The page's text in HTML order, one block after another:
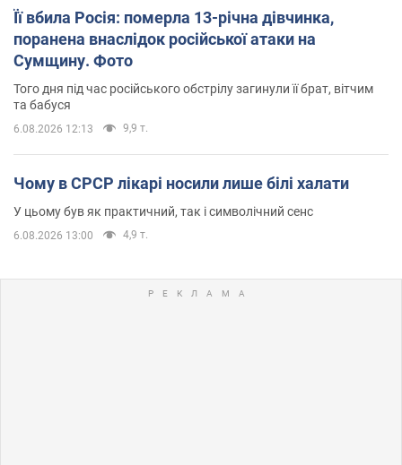
Її вбила Росія: померла 13-річна дівчинка,
поранена внаслідок російської атаки на
Сумщину. Фото
Того дня під час російського обстрілу загинули її брат, вітчим
та бабуся
6.08.2026 12:13 9,9 т.
Чому в СРСР лікарі носили лише білі халати
У цьому був як практичний, так і символічний сенс
6.08.2026 13:00 4,9 т.